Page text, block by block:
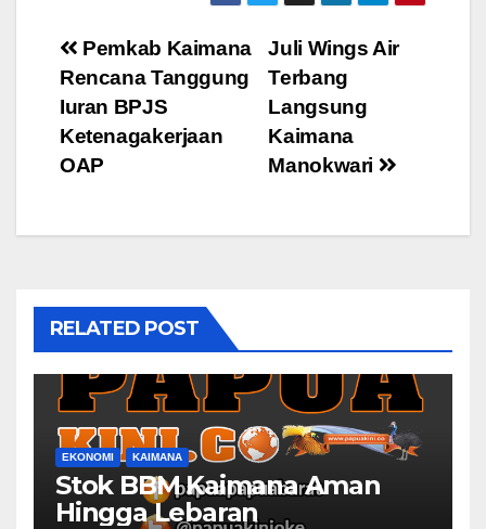
Post
navigation
Juli Wings Air
Terbang
Langsung
Kaimana
Manokwari
Pemkab Kaimana
Rencana Tanggung
Iuran BPJS
Ketenagakerjaan
OAP
RELATED POST
EKONOMI KAIMANA
Stok BBM Kaimana Aman
Hingga Lebaran